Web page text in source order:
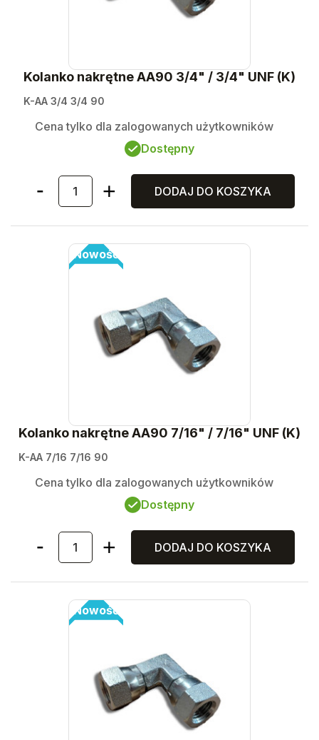
Kolanko nakrętne AA90 3/4" / 3/4" UNF (K)
K-AA 3/4 3/4 90
Cena tylko dla zalogowanych użytkowników
Dostępny
DODAJ DO KOSZYKA
Nowość
Kolanko nakrętne AA90 7/16" / 7/16" UNF (K)
K-AA 7/16 7/16 90
Cena tylko dla zalogowanych użytkowników
Dostępny
DODAJ DO KOSZYKA
Nowość